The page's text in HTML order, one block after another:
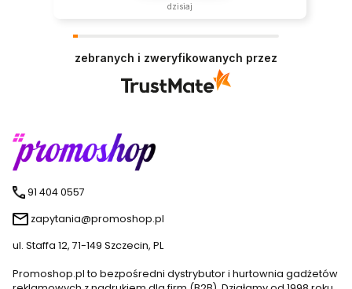
dzisiaj
zebranych i zweryfikowanych przez
91 404 0557
zapytania@promoshop.pl
ul. Staffa 12, 71-149 Szczecin, PL
Promoshop.pl to bezpośredni dystrybutor i hurtownia gadżetów